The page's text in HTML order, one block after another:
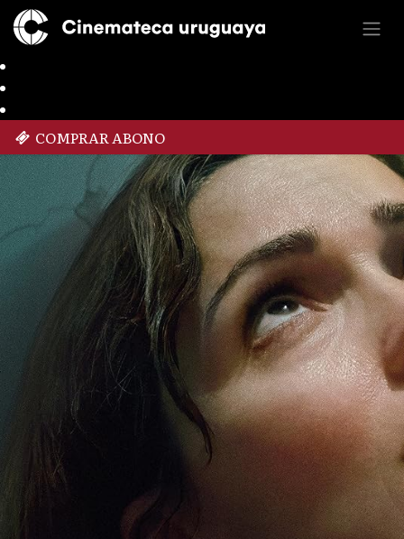
COMPRAR ABONO